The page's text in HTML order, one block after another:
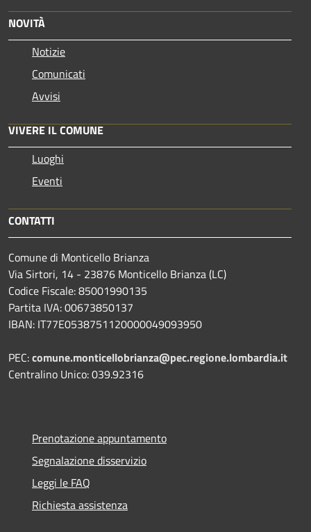
NOVITÀ
Notizie
Comunicati
Avvisi
VIVERE IL COMUNE
Luoghi
Eventi
CONTATTI
Comune di Monticello Brianza
Via Sirtori, 14 - 23876 Monticello Brianza (LC)
Codice Fiscale: 85001990135
Partita IVA: 00673850137
IBAN: IT77E0538751120000049093950
PEC:comune.monticellobrianza@pec.regione.lombardia.it
Centralino Unico: 039.92316
Prenotazione appuntamento
Segnalazione disservizio
Leggi le FAQ
Richiesta assistenza